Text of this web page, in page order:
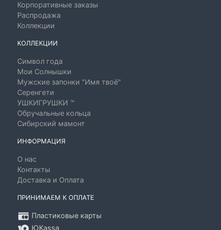
Корпоративные заказы
Распродажа
Коллекции
КОЛЛЕКЦИИ
Символ года
Мои Солнышки
Мужские запонки "Имя твоё"
Серенгети
УШКИГРУШКИ ™
Обручальные кольца
Сибирский мамонт
ИНФОРМАЦИЯ
О нас
Контакты
Доставка и Оплата
ПРИНИМАЕМ К ОПЛАТЕ
Пластиковые карты
ЮKassa